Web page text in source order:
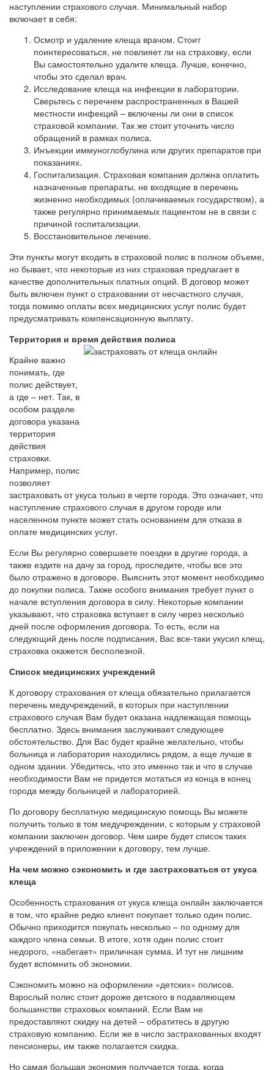
наступлении страхового случая. Минимальный набор
включает в себя:
Осмотр и удаление клеща врачом. Стоит
поинтересоваться, не повлияет ли на страховку, если
Вы самостоятельно удалите клеща. Лучше, конечно,
чтобы это сделал врач.
Исследование клеща на инфекции в лаборатории.
Сверьтесь с перечнем распространенных в Вашей
местности инфекций – включены ли они в список
страховой компании. Так же стоит уточнить число
обращений в рамках полиса.
Инъекции иммуноглобулина или других препаратов при
показаниях.
Госпитализация. Страховая компания должна оплатить
назначенные препараты, не входящие в перечень
жизненно необходимых (оплачиваемых государством), а
также регулярно принимаемых пациентом не в связи с
причиной госпитализации.
Восстановительное лечение.
Эти пункты могут входить в страховой полис в полном объеме,
но бывает, что некоторые из них страховая предлагает в
качестве дополнительных платных опций. В договор может
быть включен пункт о страховании от несчастного случая,
тогда помимо оплаты всех медицинских услуг полис будет
предусматривать компенсационную выплату.
Территория и время действия полиса
Крайне важно
понимать, где
полис действует,
а где – нет. Так, в
особом разделе
договора указана
территория
действия
страховки.
Например, полис
позволяет
застраховать от укуса только в черте города. Это означает, что
наступление страхового случая в другом городе или
населенном пункте может стать основанием для отказа в
оплате медицинских услуг.
Если Вы регулярно совершаете поездки в другие города, а
также ездите на дачу за город, проследите, чтобы все это
было отражено в договоре. Выяснить этот момент необходимо
до покупки полиса. Также особого внимания требует пункт о
начале вступления договора в силу. Некоторые компании
указывают, что страховка вступает в силу через несколько
дней после оформления договора. То есть, если на
следующий день после подписания, Вас все-таки укусил клещ,
страховка окажется бесполезной.
Список медицинских учреждений
К договору страхования от клеща обязательно прилагается
перечень медучреждений, в которых при наступлении
страхового случая Вам будет оказана надлежащая помощь
бесплатно. Здесь внимания заслуживает следующее
обстоятельство. Для Вас будет крайне желательно, чтобы
больница и лаборатория находились рядом, а еще лучше в
одном здании. Убедитесь, что это именно так и что в случае
необходимости Вам не придется мотаться из конца в конец
города между больницей и лабораторией.
По договору бесплатную медицинскую помощь Вы можете
получить только в том медучреждении, с которым у страховой
компании заключен договор. Чем шире будет список таких
учреждений в приложении к договору, тем лучше.
На чем можно сэкономить и где застраховаться от укуса
клеща
Особенность страхования от укуса клеща онлайн заключается
в том, что крайне редко клиент покупает только один полис.
Обычно приходится покупать несколько – по одному для
каждого члена семьи. В итоге, хотя один полис стоит
недорого, «набегает» приличная сумма. И тут не лишним
будет вспомнить об экономии.
Сэкономить можно на оформлении «детских» полисов.
Взрослый полис стоит дороже детского в подавляющем
большинстве страховых компаний. Если Вам не
предоставляют скидку на детей – обратитесь в другую
страховую компанию. Если же в число застрахованных входят
пенсионеры, им также полагается скидка.
Но самая большая экономия получается тогда, когда